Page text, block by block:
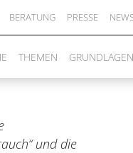
BERATUNG PRESSE
THEMEN GRUNDLAGEN
und die